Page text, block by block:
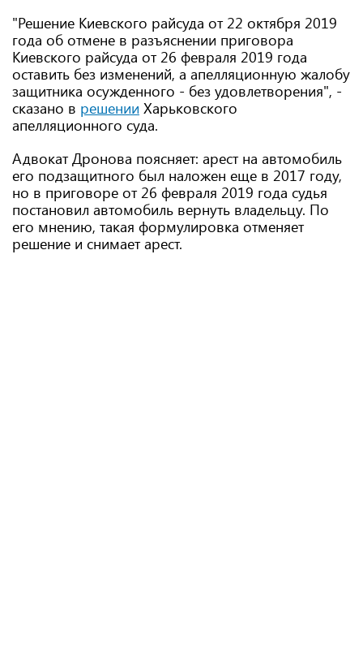
"Решение Киевского райсуда от 22 октября 2019
года об отмене в разъяснении приговора
Киевского райсуда от 26 февраля 2019 года
оставить без изменений, а апелляционную жалобу
защитника осужденного - без удовлетворения", -
сказано в решении Харьковского
апелляционного суда.
Адвокат Дронова поясняет: арест на автомобиль
его подзащитного был наложен еще в 2017 году,
но в приговоре от 26 февраля 2019 года судья
постановил автомобиль вернуть владельцу. По
его мнению, такая формулировка отменяет
решение и снимает арест.